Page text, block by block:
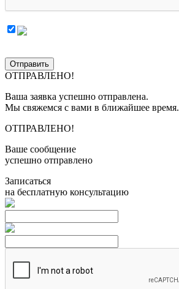
Отправить
ОТПРАВЛЕНО!
Ваша заявка успешно отправлена.
Мы свяжемся с вами в ближайшее время.
ОТПРАВЛЕНО!
Ваше сообщение
успешно отправлено
Записаться
на бесплатную консультацию